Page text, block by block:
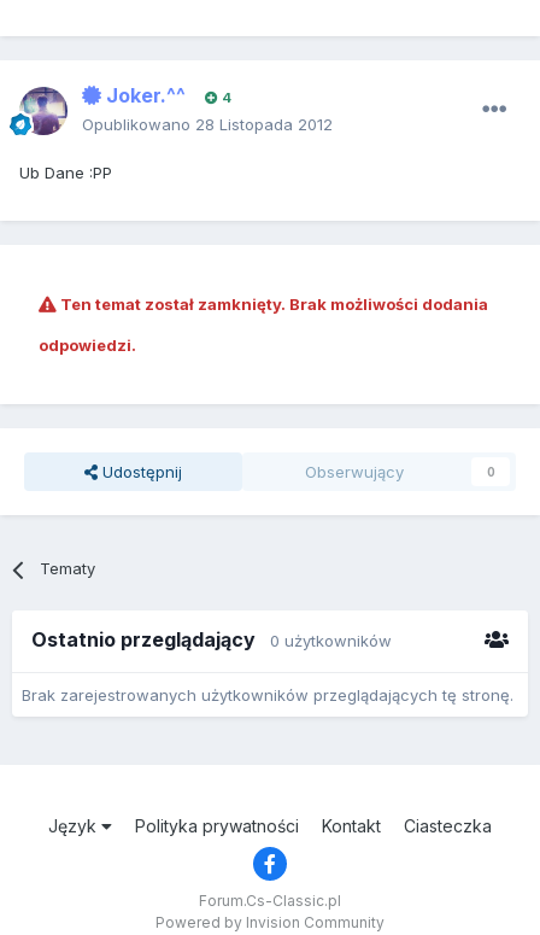
Joker.^^ 4
Opublikowano 28 Listopada 2012
Ub Dane :PP
Ten temat został zamknięty. Brak możliwości dodania
odpowiedzi.
Udostępnij Obserwujący 0
Tematy
Ostatnio przeglądający 0 użytkowników
Brak zarejestrowanych użytkowników przeglądających tę stronę.
Język Polityka prywatności Kontakt Ciasteczka
Forum.Cs-Classic.pl
Powered by Invision Community